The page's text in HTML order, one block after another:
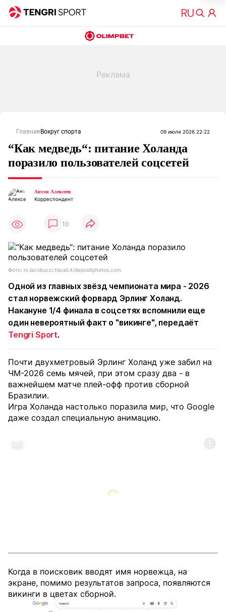
Главная Вокруг спорта 09 июля 2026 22:22
“Как медведь“: питание Холанда
поразило пользователей соцсетей
Антон Алексеев
Корреспондент
10
Фото: m.iacobucci.tiscali.it/depositphotos.com
Одной из главных звёзд чемпионата мира - 2026
стал норвежский форвард Эрлинг Холанд.
Накануне 1/4 финала в соцсетях вспомнили еще
один невероятный факт о "викинге", передаёт
Tengri Sport.
Почти двухметровый Эрлинг Холанд уже забил на
ЧМ-2026 семь мячей, при этом сразу два - в
важнейшем матче плей-офф против сборной
Бразилии.
Игра Холанда настолько поразила мир, что Google
даже создал специальную анимацию.
Когда в поисковик вводят имя норвежца, на
экране, помимо результатов запроса, появляются
викинги в цветах сборной.